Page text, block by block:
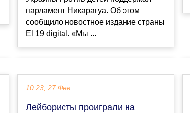
парламент Никарагуа. Об этом
сообщило новостное издание страны
El 19 digital. «Мы ...
10:23, 27 Фев
Лейбористы проиграли на